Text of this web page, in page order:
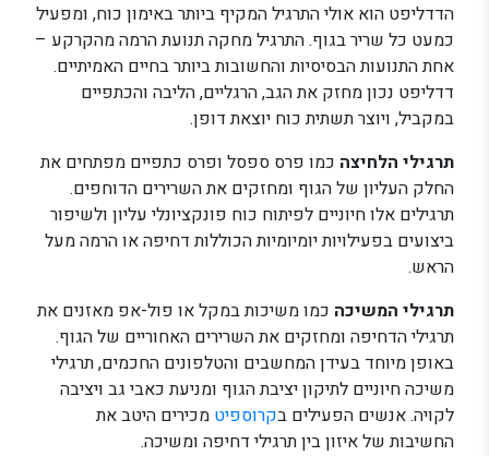
הדדליפט הוא אולי התרגיל המקיף ביותר באימון כוח, ומפעיל
כמעט כל שריר בגוף. התרגיל מחקה תנועת הרמה מהקרקע –
אחת התנועות הבסיסיות והחשובות ביותר בחיים האמיתיים.
דדליפט נכון מחזק את הגב, הרגליים, הליבה והכתפיים
במקביל, ויוצר תשתית כוח יוצאת דופן.
תרגילי הלחיצה כמו פרס ספסל ופרס כתפיים מפתחים את
החלק העליון של הגוף ומחזקים את השרירים הדוחפים.
תרגילים אלו חיוניים לפיתוח כוח פונקציונלי עליון ולשיפור
ביצועים בפעילויות יומיומיות הכוללות דחיפה או הרמה מעל
הראש.
תרגילי המשיכה כמו משיכות במקל או פול-אפ מאזנים את
תרגילי הדחיפה ומחזקים את השרירים האחוריים של הגוף.
באופן מיוחד בעידן המחשבים והטלפונים החכמים, תרגילי
משיכה חיוניים לתיקון יציבת הגוף ומניעת כאבי גב ויציבה
לקויה. אנשים הפעילים בקרוספיט מכירים היטב את
החשיבות של איזון בין תרגילי דחיפה ומשיכה.